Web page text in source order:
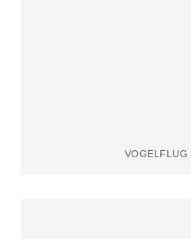
VOGELFLUG